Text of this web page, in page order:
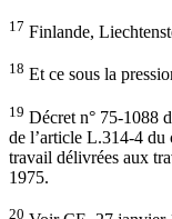
17 Finlande,
18 Et ce sous la
19 Décret n° 75-1088
de l’article L.314-4 du
travail délivrées aux
1975.
20